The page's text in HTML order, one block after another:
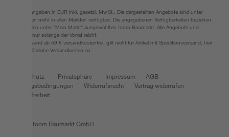
Alle Preisangaben in EUR inkl. gesetzl. MwSt.. Die dargestellten Angebote sind unter
Umständen nicht in allen Märkten verfügbar. Die angegebenen Verfügbarkeiten beziehen
sich auf den unter "Mein Markt" ausgewählten toom Baumarkt. Alle Angebote und
Produkte nur solange der Vorrat reicht.
*Paketversand ab 59 € versandkostenfrei, gilt nicht für Artikel mit Speditionsversand, hier
fallen zusätzliche Versandkosten an.
Datenschutz Privatsphäre Impressum
AGB
Nutzungsbedingungen
Widerrufsrecht
Vertrag widerrufen
Barrierefreiheit
© 2026 toom Baumarkt GmbH